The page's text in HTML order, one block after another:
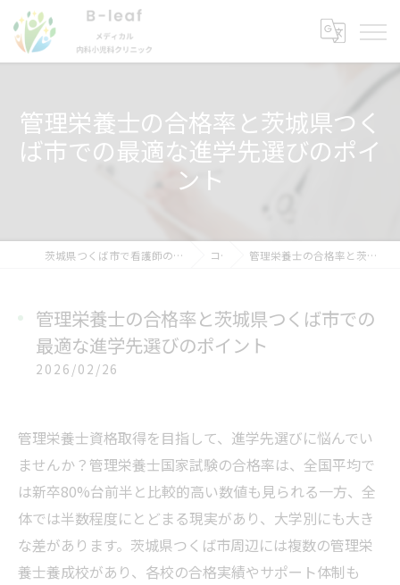
管理栄養士の合格率と茨城県つく
ば市での最適な進学先選びのポイ
ント
茨城県つくば市で看護師の求人ならB-leafメディカル内科小児科クリニック コラム 管理栄養士の合格率と茨城県つくば市での最適な進学先選びのポイント
管理栄養士の合格率と茨城県つくば市での
最適な進学先選びのポイント
2026/02/26
管理栄養士資格取得を目指して、進学先選びに悩んでい
ませんか？管理栄養士国家試験の合格率は、全国平均で
は新卒80%台前半と比較的高い数値も見られる一方、全
体では半数程度にとどまる現実があり、大学別にも大き
な差があります。茨城県つくば市周辺には複数の管理栄
養士養成校があり、各校の合格実績やサポート体制も